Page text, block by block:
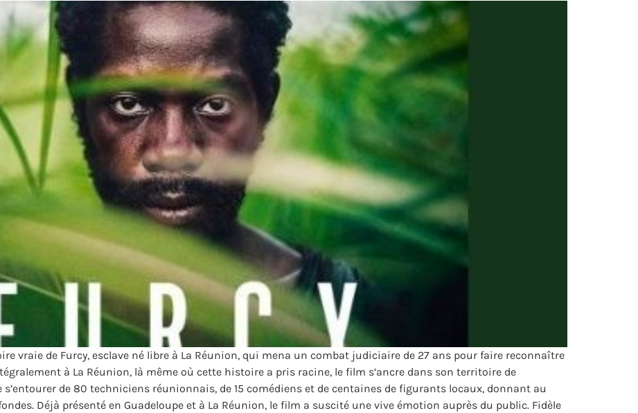
vraie de Furcy, esclave né libre à La Réunion, qui mena un combat judiciaire de 27 ans pour faire reconnaître
à La Réunion, là même où cette histoire a pris racine, le film s’ancre dans son territoire de
de 80 techniciens réunionnais, de 15 comédiens et de centaines de figurants locaux, donnant au
Déjà présenté en Guadeloupe et à La Réunion, le film a suscité une vive émotion auprès du public. Fidèle